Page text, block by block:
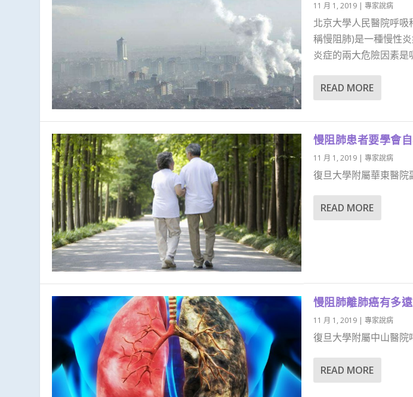
11 月 1, 2019| 專家說病
北京大學人民醫院呼
稱慢阻肺)是一種慢性
炎症的兩大危險因素是
READ MORE
慢阻肺患者要學會
11 月 1, 2019| 專家說病
復旦大學附屬華東醫院
READ MORE
慢阻肺離肺癌有多遠
11 月 1, 2019| 專家說病
復旦大學附屬中山醫院
READ MORE